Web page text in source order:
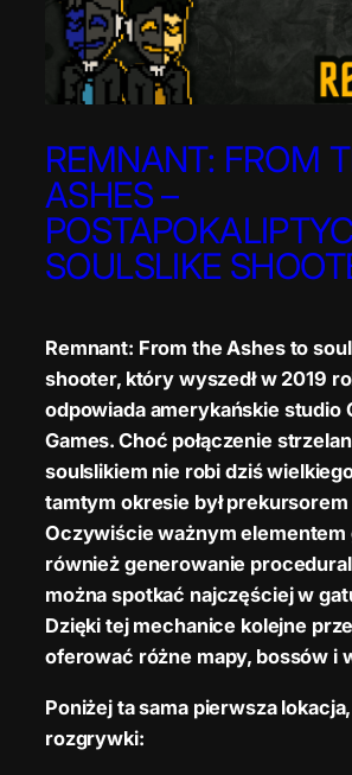
REMNANT: FROM
ASHES –
SOULSLIKE
Remnant: From the Ashes to
shooter, który wyszedł w 2019
odpowiada amerykańskie studio
Games. Choć połączenie
soulslikiem nie robi dziś
tamtym okresie był
Oczywiście ważnym elementem
również generowanie
można spotkać najczęściej w
Dzięki tej mechanice kolejne
oferować różne mapy, bossów i
Poniżej ta sama pierwsza
rozgrywki: